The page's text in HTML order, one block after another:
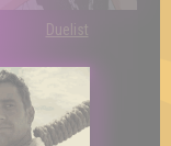
Duelist